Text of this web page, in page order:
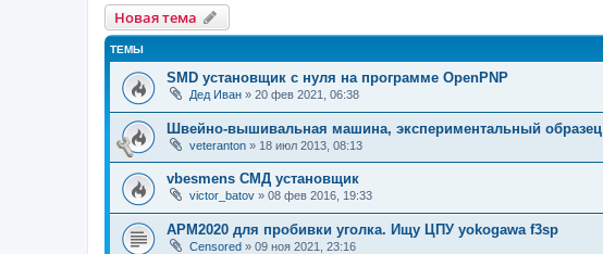
Новая тема
ТЕМЫ
SMD установщик c нуля на программе OpenPNP
Дед Иван » 20 фев 2021, 06:38
Швейно-вышивальная машина, экспериментальный образец
veteranton » 18 июл 2013, 08:13
vbesmens СМД установщик
victor_batov » 08 фев 2016, 19:33
APM2020 для пробивки уголка. Ищу ЦПУ yokogawa f3sp
Censored » 09 ноя 2021, 23:16